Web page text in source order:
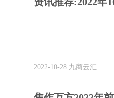
2022-10-28 九商云汇